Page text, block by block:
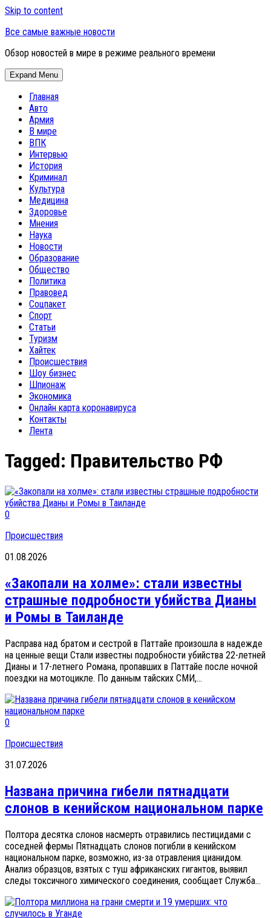
Skip to content
Все самые важные новости
Обзор новостей в мире в режиме реального времени
Expand Menu
Главная
Авто
Армия
В мире
ВПК
Интервью
История
Криминал
Культура
Медицина
Здоровье
Мнения
Наука
Новости
Образование
Общество
Политика
Правовед
Соцпакет
Спорт
Статьи
Туризм
Хайтек
Происшествия
Шоу бизнес
Шпионаж
Экономика
Онлайн карта коронавируса
Контакты
Лента
Tagged: Правительство РФ
0
Происшествия
01.08.2026
«Закопали на холме»: стали известны
страшные подробности убийства Дианы
и Ромы в Таиланде
Расправа над братом и сестрой в Паттайе произошла в надежде
на ценные вещи Стали известны подробности убийства 22-летней
Дианы и 17-летнего Романа, пропавших в Паттайе после ночной
поездки на мотоцикле. По данным тайских СМИ,...
0
Происшествия
31.07.2026
Названа причина гибели пятнадцати
слонов в кенийском национальном парке
Полтора десятка слонов насмерть отравились пестицидами с
соседней фермы Пятнадцать слонов погибли в кенийском
национальном парке, возможно, из-за отравления цианидом.
Анализ образцов, взятых с туш африканских гигантов, выявил
следы токсичного химического соединения, сообщает Служба...